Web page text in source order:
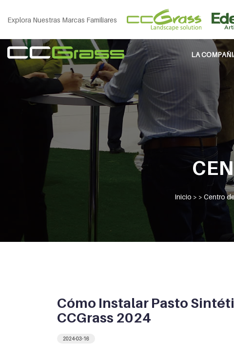
Explora Nuestras Marcas Familiares
LA
Inicio > > Centro
Cómo Instalar Pasto
CCGrass 2024
2024-03-16